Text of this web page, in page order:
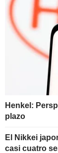
Henkel:
plazo
El Nikkei
casi cuatro